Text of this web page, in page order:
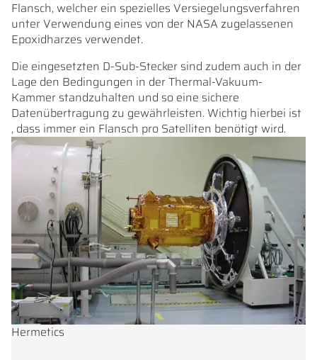
Flansch, welcher ein spezielles Versiegelungsverfahren
unter Verwendung eines von der NASA zugelassenen
Epoxidharzes verwendet.
Die eingesetzten D-Sub-Stecker sind zudem auch in der
Lage den Bedingungen in der Thermal-Vakuum-
Kammer standzuhalten und so eine sichere
Datenübertragung zu gewährleisten. Wichtig hierbei ist
, dass immer ein Flansch pro Satelliten benötigt wird.
Hermetics